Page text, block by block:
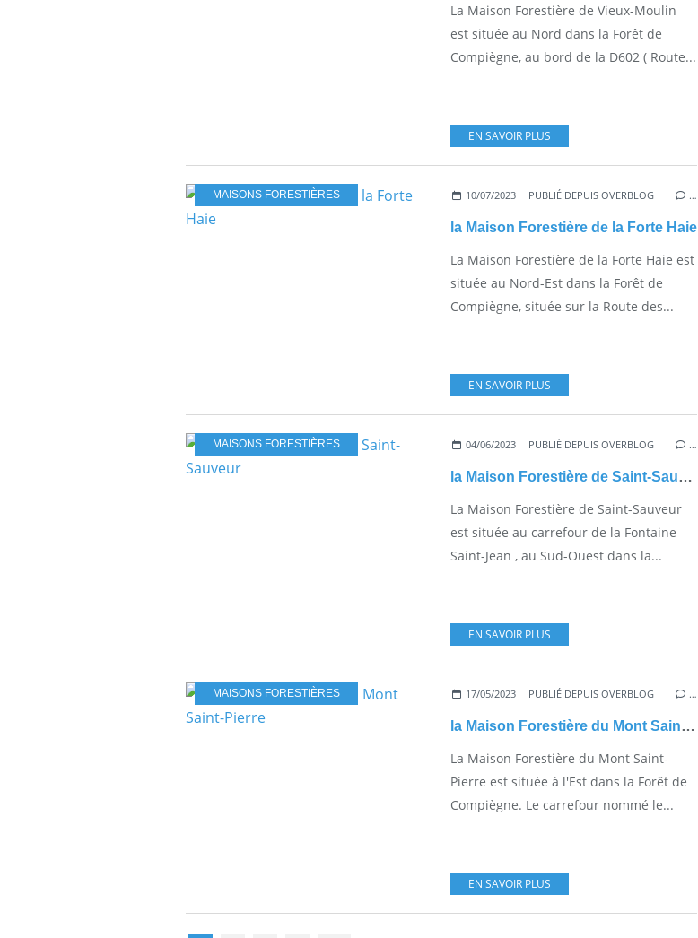
La Maison Forestière de Vieux-Moulin
est située au Nord dans la Forêt de
Compiègne, au bord de la D602 ( Route...
EN SAVOIR PLUS
MAISONS FORESTIÈRES 10/07/2023 PUBLIÉ DEPUIS OVERBLOG …
la Maison Forestière de la Forte Haie
La Maison Forestière de la Forte Haie est
située au Nord-Est dans la Forêt de
Compiègne, située sur la Route des...
EN SAVOIR PLUS
MAISONS FORESTIÈRES 04/06/2023 PUBLIÉ DEPUIS OVERBLOG …
la Maison Forestière de Saint-Sauveur
La Maison Forestière de Saint-Sauveur
est située au carrefour de la Fontaine
Saint-Jean , au Sud-Ouest dans la...
EN SAVOIR PLUS
MAISONS FORESTIÈRES 17/05/2023 PUBLIÉ DEPUIS OVERBLOG …
la Maison Forestière du Mont Saint-Pierre
La Maison Forestière du Mont Saint-
Pierre est située à l'Est dans la Forêt de
Compiègne. Le carrefour nommé le...
EN SAVOIR PLUS